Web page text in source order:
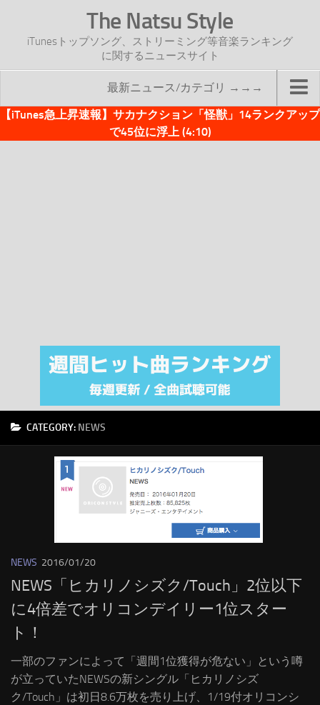
The Natsu Style
iTunesトップソング、ストリーミング等音楽ランキング
に関するニュースサイト
最新ニュース/カテゴリ →→→
TOP
注目カテゴリ
オリジナルiTunes週間トップソング
【iTunes急上昇速報】サカナクション「怪獣」14ランクアップ
で45位に浮上 (4:10)
CATEGORY: NEWS
NEWS 2016/01/20
NEWS「ヒカリノシズク/Touch」2位以下
に4倍差でオリコンデイリー1位スター
ト！
一部のファンによって「週間1位獲得が危ない」という噂
が立っていたNEWSの新シングル「ヒカリノシズ
ク/Touch」は初日8.6万枚を売り上げ、1/19付オリコンシ